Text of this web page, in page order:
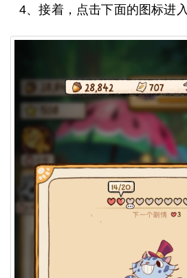
4、接着，点击下面的图标进入